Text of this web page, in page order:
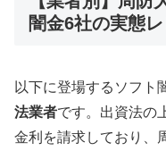
闇金6社の実態
以下に登場するソフト
法業者です。出資法の
金利を請求しており、